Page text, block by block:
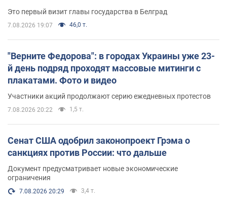
Это первый визит главы государства в Белград
7.08.2026 19:07 46,0 т.
"Верните Федорова": в городах Украины уже 23-
й день подряд проходят массовые митинги с
плакатами. Фото и видео
Участники акций продолжают серию ежедневных протестов
7.08.2026 20:22 1,5 т.
Сенат США одобрил законопроект Грэма о
санкциях против России: что дальше
Документ предусматривает новые экономические
ограничения
7.08.2026 20:29 3,4 т.